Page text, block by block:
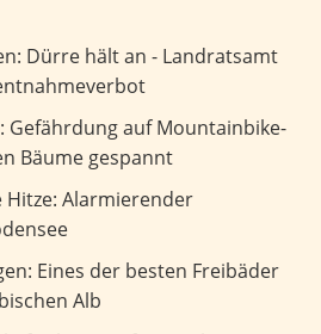
verlängert
Dürre hält an - Landratsamt
Trail: Draht zwischen
Gefährdung auf Mountainbike-
Bäume gespannt
Wasserstand im Bodensee
Hitze: Alarmierender
liegt auf der Schwäbischen Alb
Eines der besten Freibäder
Alb